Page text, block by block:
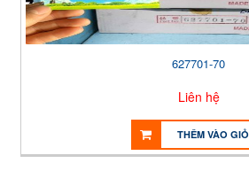
627701-70
Liên hệ
THÊM VÀO GIỎ